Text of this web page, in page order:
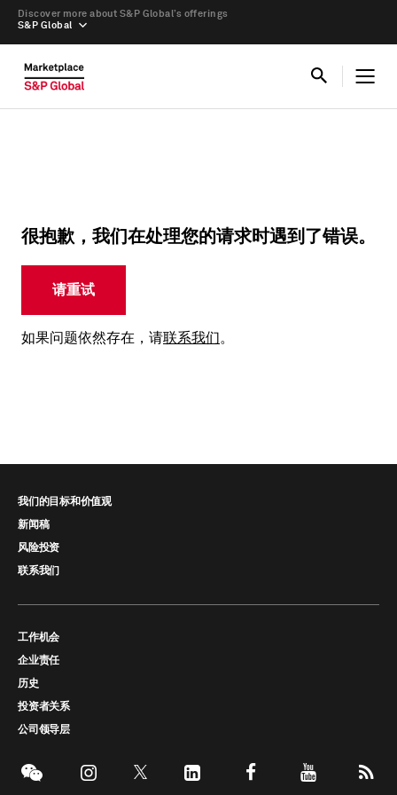
S&P Global
Discover more about S&P Global’s offerings
很抱歉，我们在处理您的请求时遇到了错误。
请重试
如果问题依然存在，请联系我们。
我们的目标和价值观
新闻稿
风险投资
联系我们
工作机会
企业责任
历史
投资者关系
公司领导层